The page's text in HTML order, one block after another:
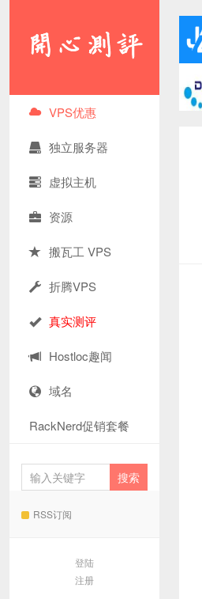
VPS优惠
独立服务器
虚拟主机
资源
搬瓦工 VPS
折腾VPS
真实测评
Hostloc趣闻
域名
RackNerd促销套餐
RSS订阅
登陆
注册